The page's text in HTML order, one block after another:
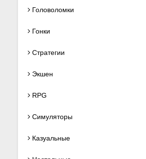
Головоломки
Гонки
Стратегии
Экшен
RPG
Симуляторы
Казуальные